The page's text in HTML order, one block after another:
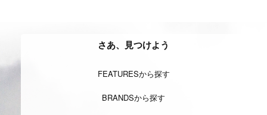
さあ、見つけよう
FEATURESから探す
BRANDSから探す